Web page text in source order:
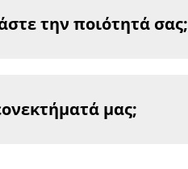
την ποιότητά σας;
μας;